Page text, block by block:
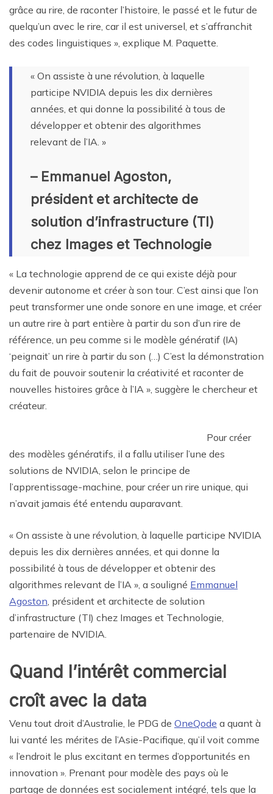
grâce au rire, de raconter l’histoire, le passé et le futur de
quelqu’un avec le rire, car il est universel, et s’affranchit
des codes linguistiques », explique M. Paquette.
« On assiste à une révolution, à laquelle
participe NVIDIA depuis les dix dernières
années, et qui donne la possibilité à tous de
développer et obtenir des algorithmes
relevant de l’IA. »
– Emmanuel Agoston,
président et architecte de
solution d’infrastructure (TI)
chez Images et Technologie
« La technologie apprend de ce qui existe déjà pour
devenir autonome et créer à son tour. C’est ainsi que l’on
peut transformer une onde sonore en une image, et créer
un autre rire à part entière à partir du son d’un rire de
référence, un peu comme si le modèle génératif (IA)
‘peignait’ un rire à partir du son (…) C’est la démonstration
du fait de pouvoir soutenir la créativité et raconter de
nouvelles histoires grâce à l’IA », suggère le chercheur et
créateur.
Pour créer
des modèles génératifs, il a fallu utiliser l’une des
solutions de NVIDIA, selon le principe de
l’apprentissage-machine, pour créer un rire unique, qui
n’avait jamais été entendu auparavant.
« On assiste à une révolution, à laquelle participe NVIDIA
depuis les dix dernières années, et qui donne la
possibilité à tous de développer et obtenir des
algorithmes relevant de l’IA », a souligné Emmanuel
Agoston , président et architecte de solution
d’infrastructure (TI) chez Images et Technologie,
partenaire de NVIDIA.
Quand l’intérêt commercial
croît avec la data
Venu tout droit d’Australie, le PDG de OneQode a quant à
lui vanté les mérites de l’Asie-Pacifique, qu’il voit comme
« l’endroit le plus excitant en termes d’opportunités en
innovation ». Prenant pour modèle des pays où le
partage de données est socialement intégré, tels que la